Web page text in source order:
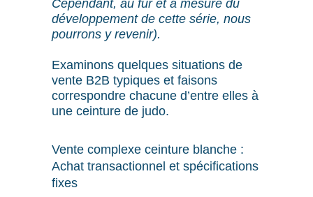
Cependant, au fur et à mesure du
développement de cette série, nous
pourrons y revenir).
Examinons quelques situations de
vente B2B typiques et faisons
correspondre chacune d’entre elles à
une ceinture de judo.
Vente complexe ceinture blanche :
Achat transactionnel et spécifications
fixes